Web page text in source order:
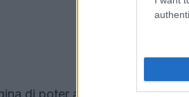
di poter accedere a film e